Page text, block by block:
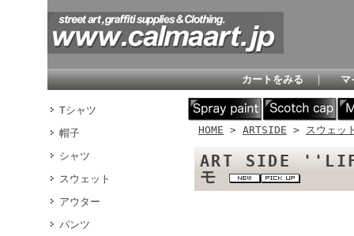
カートをみる ｜ マ
Tシャツ
帽子
シャツ
スウェット
アウター
パンツ
HOME > ARTSIDE > スウェッ
ART SIDE
モ